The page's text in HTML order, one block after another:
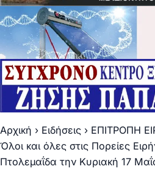
Αρχική › Ειδήσεις › ΕΠΙΤΡΟΠΗ
Όλοι και όλες στις Πορείες
Πτολεμαΐδα την Κυριακή 17